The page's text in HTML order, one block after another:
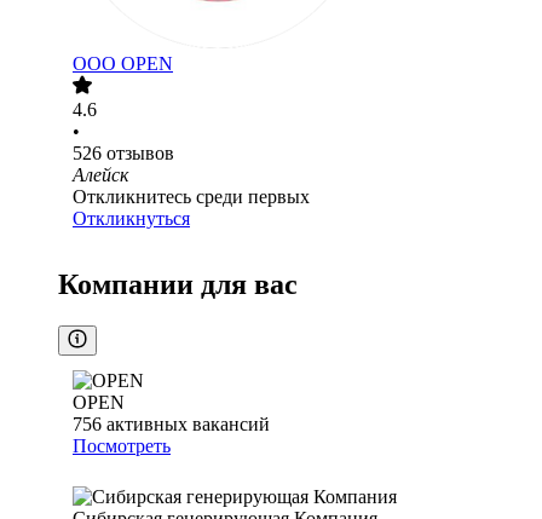
ООО OPEN
4.6
•
526 отзывов
Алейск
Откликнитесь среди первых
Откликнуться
Компании для вас
OPEN
756 активных вакансий
Посмотреть